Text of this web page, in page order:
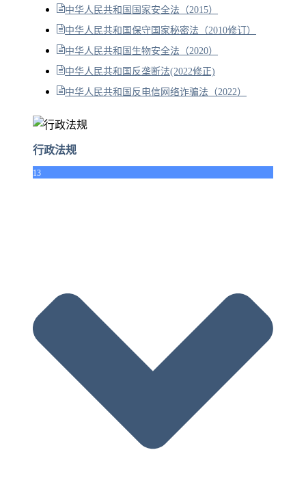
中华人民共和国国家安全法（2015）
中华人民共和国保守国家秘密法（2010修订）
中华人民共和国生物安全法（2020）
中华人民共和国反垄断法(2022修正)
中华人民共和国反电信网络诈骗法（2022）
行政法规
13